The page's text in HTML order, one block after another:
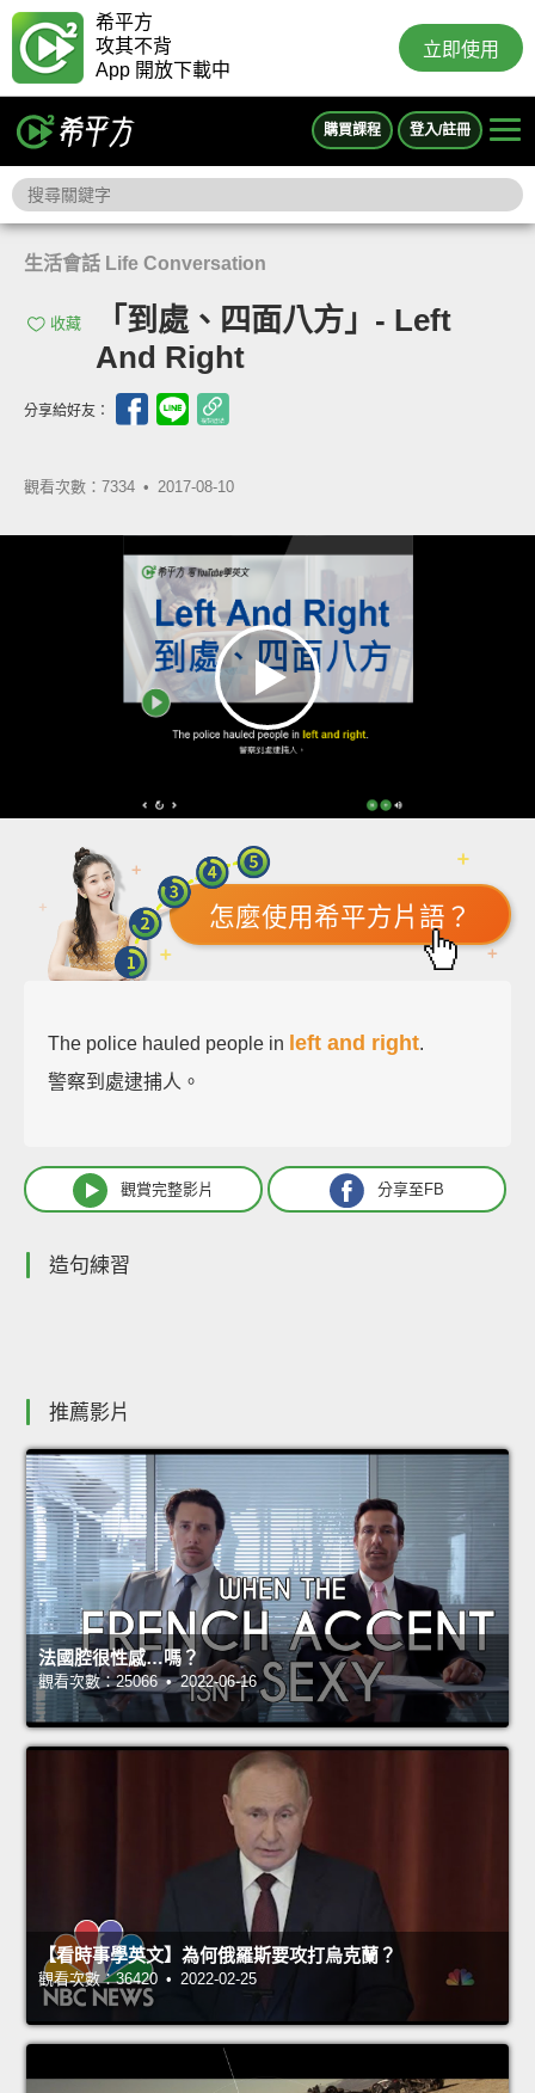
希平方
攻其不背
App 開放下載中
立即使用
購買課程 登入/註冊
生活會話 Life Conversation
收藏
「到處、四面八方」- Left
And Right
分享給好友：
觀看次數：7334 • 2017-08-10
怎麼使用希平方片語？
The police hauled people in left and right.
警察到處逮捕人。
觀賞完整影片 分享至FB
造句練習
推薦影片
法國腔很性感…嗎？
觀看次數：25066 • 2022-06-16
【看時事學英文】為何俄羅斯要攻打烏克蘭？
觀看次數：36420 • 2022-02-25